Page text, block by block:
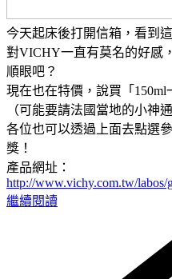
今天起床後打開信箱，看到
對VICHY一直有莫名的好感
順眼吧？
現在也在特價，說買「150ml
（可能要請法國當地的小神
各位也可以透過上面去點選
獎！
產品網址：
http://www.vichy.com.tw/labos/
繼續閱讀